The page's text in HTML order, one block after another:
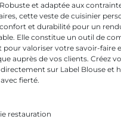
et adaptée aux
cette veste de cuisinier
et durabilité pour un
Elle constitue un outil de
pour valoriser votre savoir-faire
auprès de vos clients. Créez
sur Label Blouse et
fierté.
restauration